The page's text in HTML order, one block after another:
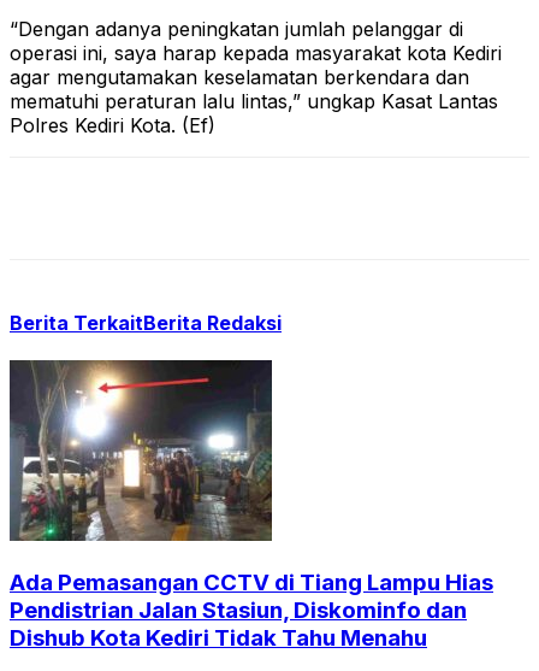
“Dengan adanya peningkatan jumlah pelanggar di
operasi ini, saya harap kepada masyarakat kota Kediri
agar mengutamakan keselamatan berkendara dan
mematuhi peraturan lalu lintas,” ungkap Kasat Lantas
Polres Kediri Kota. (Ef)
Berita TerkaitBerita Redaksi
Ada Pemasangan CCTV di Tiang Lampu Hias
Pendistrian Jalan Stasiun, Diskominfo dan
Dishub Kota Kediri Tidak Tahu Menahu